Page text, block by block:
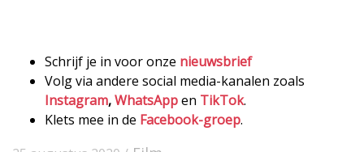
Schrijf je in voor onze nieuwsbrief
Volg via andere social media-kanalen zoals
Instagram,WhatsAppen TikTok.
Klets mee in de Facebook-groep.